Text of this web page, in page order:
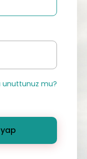
unuttunuz mu?